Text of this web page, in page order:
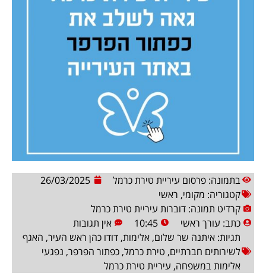
בתמונה: פרסום עיריית טירת כרמל
26/03/2025
קטגוריה: מקומי, ראשי
קרדיט תמונה: דוברות עיריית טירת כרמל
כתב: עורך ראשי 10:45
אין תגובות
תגיות: איתנה שר שלום, אלימות, דודו כהן ראש העיר, האגף
לשירותים חברתיים, טירת כרמל, כפתור הפרפר, נפגעי
אלימות במשפחה, עיריית טירת כרמל